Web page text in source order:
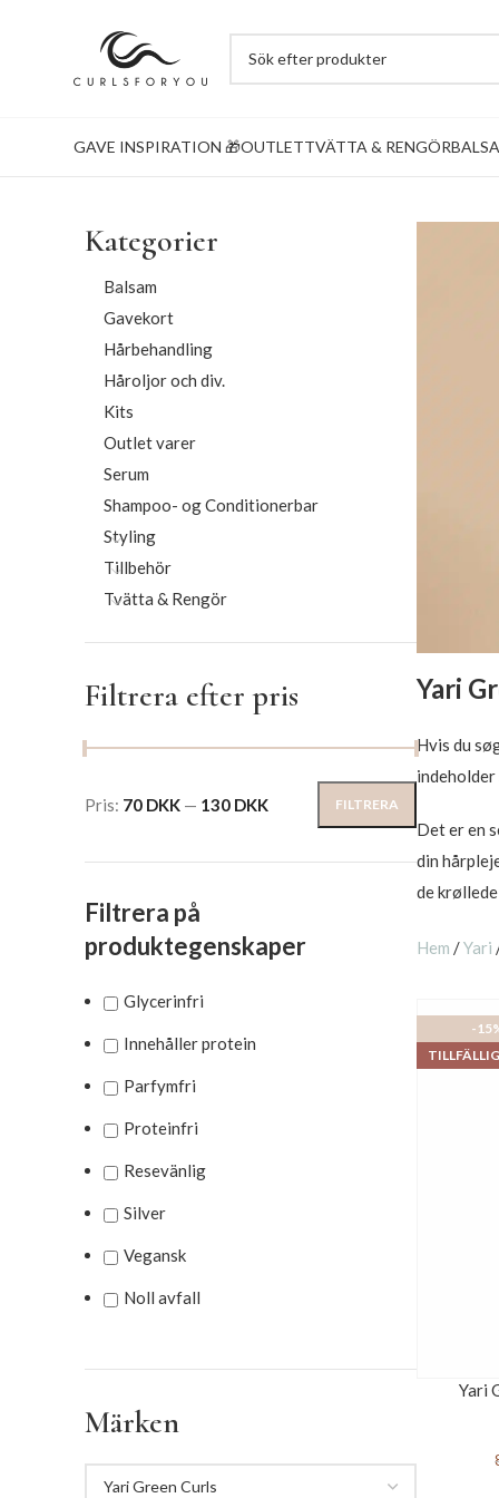
GAVE INSPIRATION 🎁OUTLETTVÄTTA & RENGÖR
Kategorier
Balsam
Gavekort
Hårbehandling
Håroljor och div.
Kits
Outlet varer
Serum
Shampoo- og Conditionerbar
Styling
Tillbehör
Tvätta & Rengör
Filtrera efter pris
FILTRERA
Pris: 70 DKK — 130 DKK
Filtrera på
produktegenskaper
Glycerinfri
Innehåller protein
Parfymfri
Proteinfri
Resevänlig
Silver
Vegansk
Noll avfall
Märken
Yari
Hvis du
Det er en
din
de
Hem /Yari
-
Yari